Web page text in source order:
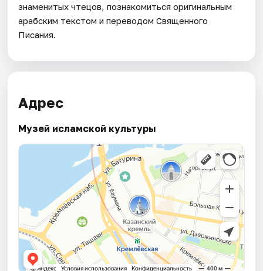
знаменитых чтецов, познакомиться оригинальным
арабским текстом и переводом Священного
Писания.
Адрес
Музей исламской культуры